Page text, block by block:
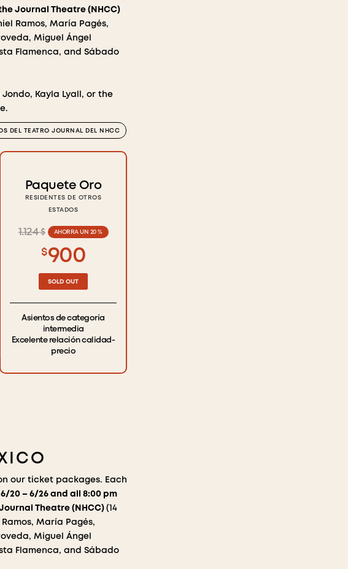
Journal Theatre (NHCC)
Ramos, María Pagés,
Miguel Ángel
Flamenca, and Sábado
Kayla Lyall, or the
DEL TEATRO JOURNAL DEL NHCC
Paquete Oro
RESIDENTES DE OTROS
ESTADOS
1.124 $ AHORRA UN 20 %
$ 900
SOLD OUT
Asientos de categoría
intermedia
Excelente relación calidad-
precio
our ticket packages. Each
20 – 6/26 and all 8:00 pm
Theatre (NHCC) (14
María Pagés,
Miguel Ángel
Flamenca, and Sábado